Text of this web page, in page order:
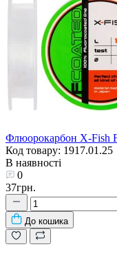
Флюорокарбон X-Fish
Код товару: 1917.01.25
В наявності
0
37грн.
До кошика